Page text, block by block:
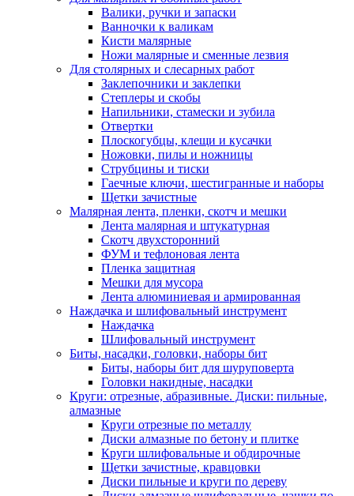
Валики, ручки и запаски
Ванночки к валикам
Кисти малярные
Ножи малярные и сменные лезвия
Для столярных и слесарных работ
Заклепочники и заклепки
Степлеры и скобы
Напильники, стамески и зубила
Отвертки
Плоскогубцы, клещи и кусачки
Ножовки, пилы и ножницы
Струбцины и тиски
Гаечные ключи, шестигранные и наборы
Щетки зачистные
Малярная лента, пленки, скотч и мешки
Лента малярная и штукатурная
Скотч двухсторонний
ФУМ и тефлоновая лента
Пленка защитная
Мешки для мусора
Лента алюминиевая и армированная
Наждачка и шлифовальный инструмент
Наждачка
Шлифовальный инструмент
Биты, насадки, головки, наборы бит
Биты, наборы бит для шуруповерта
Головки накидные, насадки
Круги: отрезные, абразивные. Диски: пильные,
алмазные
Круги отрезные по металлу
Диски алмазные по бетону и плитке
Круги шлифовальные и обдирочные
Щетки зачистные, кравцовки
Диски пильные и круги по дереву